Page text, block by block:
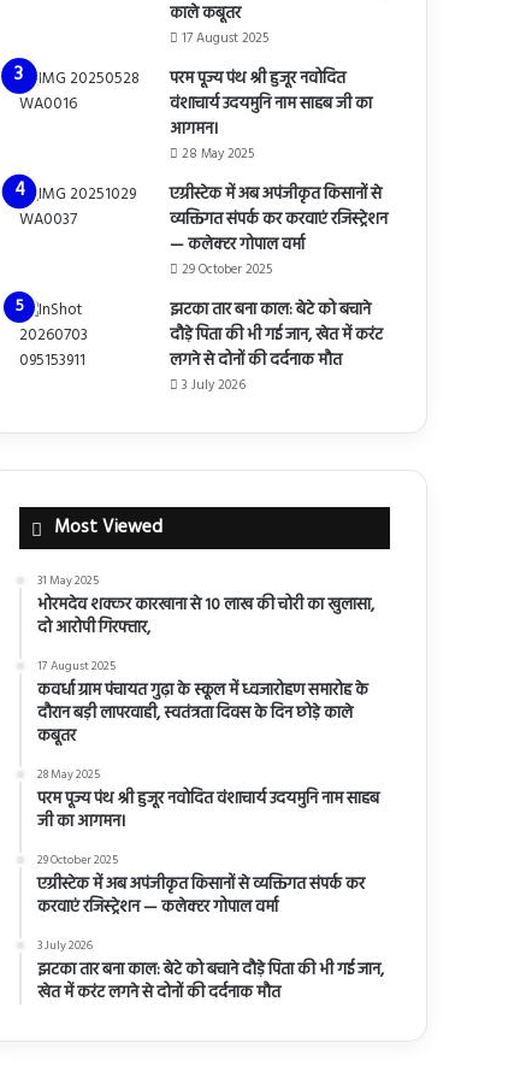
काले कबूतर
17 August 2025
परम पूज्य पंथ श्री हुजूर नवोदित
वंशाचार्य उदयमुनि नाम साहब जी का
आगमन।
28 May 2025
एग्रीस्टेक में अब अपंजीकृत किसानों से
व्यक्तिगत संपर्क कर करवाएं रजिस्ट्रेशन
— कलेक्टर गोपाल वर्मा
29 October 2025
झटका तार बना काल: बेटे को बचाने
दौड़े पिता की भी गई जान, खेत में करंट
लगने से दोनों की दर्दनाक मौत
3 July 2026
Most Viewed
31 May 2025
भोरमदेव शक्कर कारखाना से 10 लाख की चोरी का खुलासा,
दो आरोपी गिरफ्तार,
17 August 2025
कवर्धा ग्राम पंचायत गुढ़ा के स्कूल में ध्वजारोहण समारोह के
दौरान बड़ी लापरवाही, स्वतंत्रता दिवस के दिन छोड़े काले
कबूतर
28 May 2025
परम पूज्य पंथ श्री हुजूर नवोदित वंशाचार्य उदयमुनि नाम साहब
जी का आगमन।
29 October 2025
एग्रीस्टेक में अब अपंजीकृत किसानों से व्यक्तिगत संपर्क कर
करवाएं रजिस्ट्रेशन — कलेक्टर गोपाल वर्मा
3 July 2026
झटका तार बना काल: बेटे को बचाने दौड़े पिता की भी गई जान,
खेत में करंट लगने से दोनों की दर्दनाक मौत